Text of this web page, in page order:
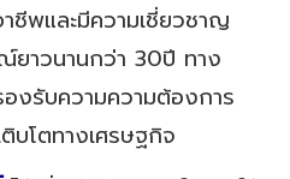
ชีพและมีความเชี่ยวชาญ
ยาวนานกว่า 30ปี ทาง
งรับความความต้องการ
บโตทางเศรษฐกิจ